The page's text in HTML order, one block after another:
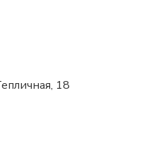
18